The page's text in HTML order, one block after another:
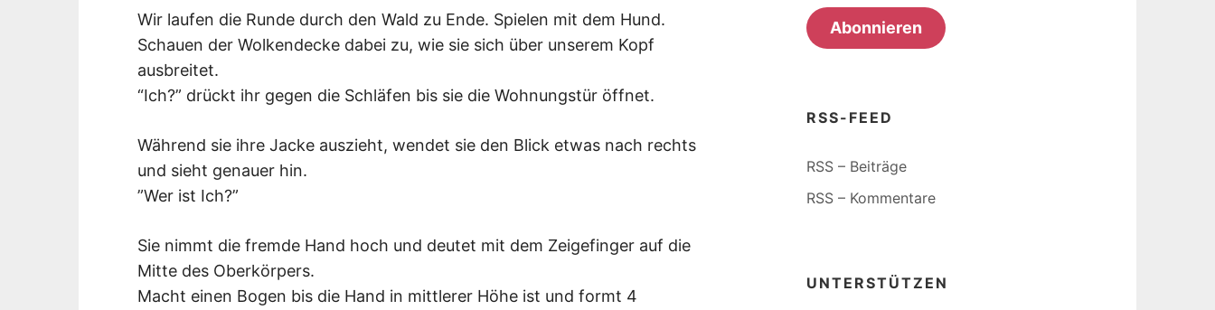
Wir laufen die Runde durch den Wald zu Ende. Spielen mit dem Hund.
Schauen der Wolkendecke dabei zu, wie sie sich über unserem Kopf
ausbreitet.
“Ich?” drückt ihr gegen die Schläfen bis sie die Wohnungstür öffnet.
Während sie ihre Jacke auszieht, wendet sie den Blick etwas nach rechts
und sieht genauer hin.
”Wer ist Ich?”
Sie nimmt die fremde Hand hoch und deutet mit dem Zeigefinger auf die
Mitte des Oberkörpers.
Macht einen Bogen bis die Hand in mittlerer Höhe ist und formt 4
Adresse
Abonnieren
RSS-FEED
RSS – Beiträge
RSS – Kommentare
UNTERSTÜTZEN